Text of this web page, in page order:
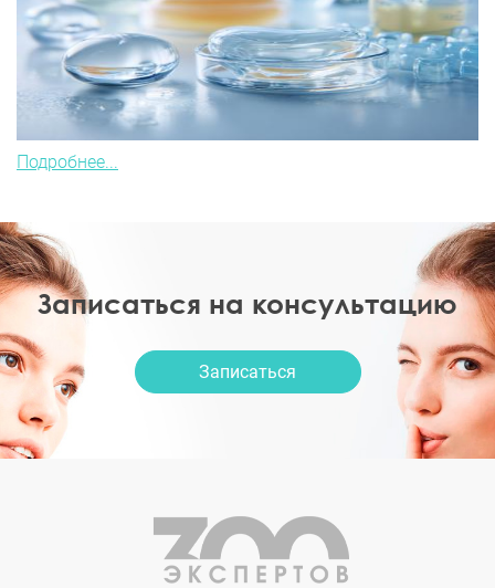
Подробнее...
Записаться на консультацию
Записаться